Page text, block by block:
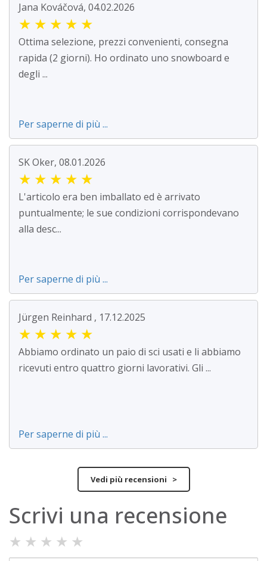
Jana Kováčová, 04.02.2026
★ ★ ★ ★ ★
Ottima selezione, prezzi convenienti, consegna
rapida (2 giorni). Ho ordinato uno snowboard e
degli ...
Per saperne di più ...
SK Oker, 08.01.2026
★ ★ ★ ★ ★
L'articolo era ben imballato ed è arrivato
puntualmente; le sue condizioni corrispondevano
alla desc...
Per saperne di più ...
Jürgen Reinhard , 17.12.2025
★ ★ ★ ★ ★
Abbiamo ordinato un paio di sci usati e li abbiamo
ricevuti entro quattro giorni lavorativi. Gli ...
Per saperne di più ...
Vedi più recensioni >
Scrivi una recensione
★ ★ ★ ★ ★